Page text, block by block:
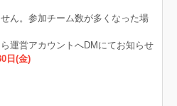
ん。参加チーム数が多くなった場
運営アカウントへDMにてお知らせ
日(金)